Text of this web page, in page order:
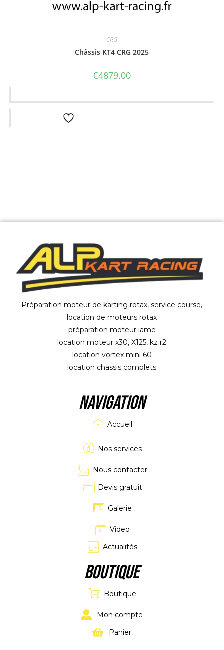
CRG
Châssis KT4 CRG 2025
€4879.00
Préparation moteur de karting rotax, service course,
location de moteurs rotax
préparation moteur iame
location moteur x30, X125, kz r2
location vortex mini 60
location chassis complets
NAVIGATION
Accueil
Nos services
Nous contacter
Devis gratuit
Galerie
Video
Actualités
Boutique
Boutique
Mon compte
Panier